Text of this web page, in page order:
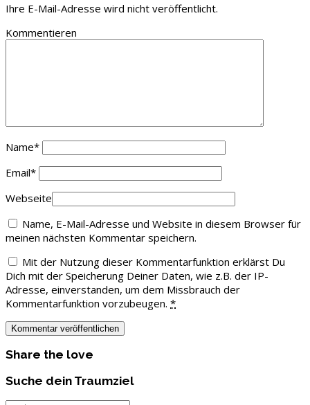
Ihre E-Mail-Adresse wird nicht veröffentlicht.
Kommentieren
Name*
Email*
Webseite
Name, E-Mail-Adresse und Website in diesem Browser für
meinen nächsten Kommentar speichern.
Mit der Nutzung dieser Kommentarfunktion erklärst Du
Dich mit der Speicherung Deiner Daten, wie z.B. der IP-
Adresse, einverstanden, um dem Missbrauch der
Kommentarfunktion vorzubeugen. *
Share the love
Suche dein Traumziel